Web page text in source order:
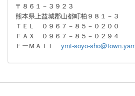
〒８６１－３９２３
熊本県上益城郡山都町柏９８１－３
ＴＥＬ ０９６７－８５－０２００
ＦＡＸ ０９６７－８５－０２９４
ＥーＭＡＩＬ ymt-soyo-